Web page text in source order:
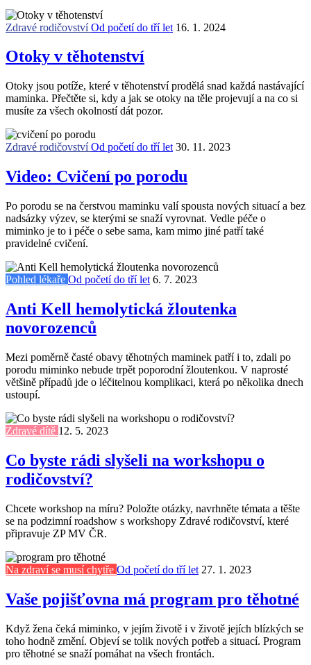
Zdravé rodičovstvíOd početí do tří let 16. 1. 2024
Otoky v těhotenství
Otoky jsou potíže, které v těhotenství prodělá snad každá nastávající
maminka. Přečtěte si, kdy a jak se otoky na těle projevují a na co si
musíte za všech okolností dát pozor.
Zdravé rodičovstvíOd početí do tří let 30. 11. 2023
Video: Cvičení po porodu
Po porodu se na čerstvou maminku valí spousta nových situací a bez
nadsázky výzev, se kterými se snaží vyrovnat. Vedle péče o
miminko je to i péče o sebe sama, kam mimo jiné patří také
pravidelné cvičení.
Pohled lékaře Od početí do tří let 6. 7. 2023
Anti Kell hemolytická žloutenka
novorozenců
Mezi poměrně časté obavy těhotných maminek patří i to, zdali po
porodu miminko nebude trpět poporodní žloutenkou. V naprosté
většině případů jde o léčitelnou komplikaci, která po několika dnech
ustoupí.
Zdravé dítě 12. 5. 2023
Co byste rádi slyšeli na workshopu o
rodičovství?
Chcete workshop na míru? Položte otázky, navrhněte témata a těšte
se na podzimní roadshow s workshopy Zdravé rodičovství, které
připravuje ZP MV ČR.
Na zdraví se musí chytře Od početí do tří let 27. 1. 2023
Vaše pojišťovna má program pro těhotné
Když žena čeká miminko, v jejím životě i v životě jejích blízkých se
toho hodně změní. Objeví se tolik nových potřeb a situací. Program
pro těhotné se snaží pomáhat na všech frontách.